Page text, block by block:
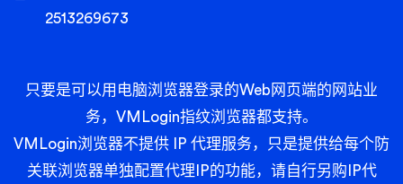
2513269673
只要是可以用电脑浏览器登录的Web网页端的网站业
务，VMLogin指纹浏览器都支持。
VMLogin浏览器不提供 IP 代理服务，只是提供给每个防
关联浏览器单独配置代理IP的功能，请自行另购IP代